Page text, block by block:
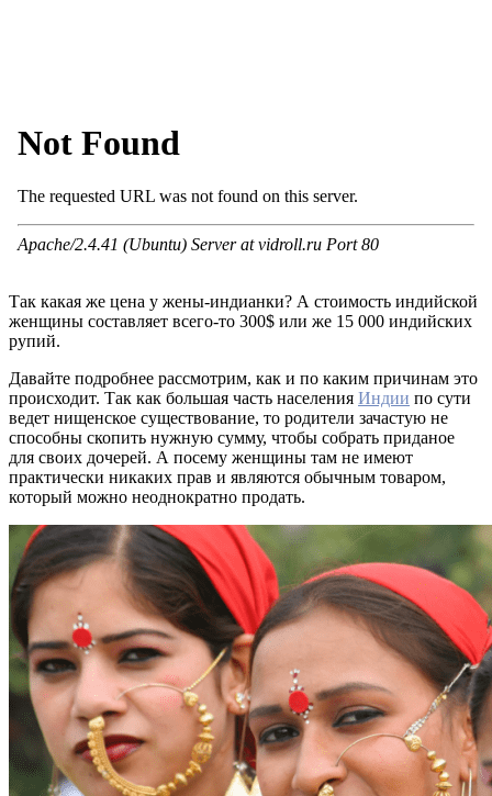
Так какая же цена у жены-индианки? А стоимость индийской
женщины составляет всего-то 300$ или же 15 000 индийских
рупий.
Давайте подробнее рассмотрим, как и по каким причинам это
происходит. Так как большая часть населения Индии по сути
ведет нищенское существование, то родители зачастую не
способны скопить нужную сумму, чтобы собрать приданое
для своих дочерей. А посему женщины там не имеют
практически никаких прав и являются обычным товаром,
который можно неоднократно продать.